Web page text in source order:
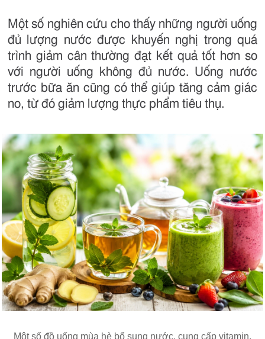
Một số nghiên cứu cho thấy những người uống
đủ lượng nước được khuyến nghị trong quá
trình giảm cân thường đạt kết quả tốt hơn so
với người uống không đủ nước. Uống nước
trước bữa ăn cũng có thể giúp tăng cảm giác
no, từ đó giảm lượng thực phẩm tiêu thụ.
Một số đồ uống mùa hè bổ sung nước, cung cấp vitamin,